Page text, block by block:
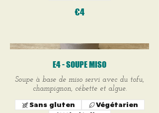
€4
E4 - SOUPE MISO
Soupe à base de miso servi avec du tofu,
champignon, cébette et algue.
Sans gluten
Végétarien